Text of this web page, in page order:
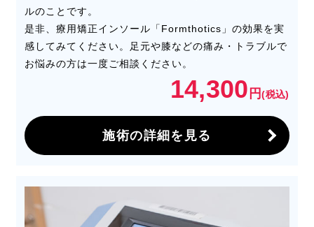
ルのことです。
是非、療用矯正インソール「Formthotics」の効果を実
感してみてください。足元や膝などの痛み・トラブルで
お悩みの方は一度ご相談ください。
14,300 円(税込)
施術の詳細を見る